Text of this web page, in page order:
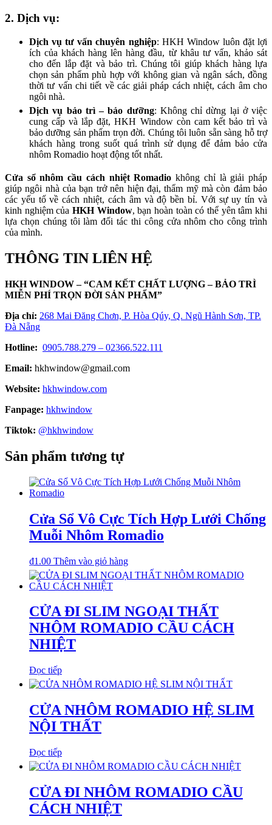
2. Dịch vụ:
Dịch vụ tư vấn chuyên nghiệp: HKH Window luôn đặt lợi
ích của khách hàng lên hàng đầu, từ khâu tư vấn, khảo sát
cho đến lắp đặt và bảo trì. Chúng tôi giúp khách hàng lựa
chọn sản phẩm phù hợp với không gian và ngân sách, đồng
thời tư vấn chi tiết về các giải pháp cách nhiệt, cách âm cho
ngôi nhà.
Dịch vụ bảo trì – bảo dưỡng: Không chỉ dừng lại ở việc
cung cấp và lắp đặt, HKH Window còn cam kết bảo trì và
bảo dưỡng sản phẩm trọn đời. Chúng tôi luôn sẵn sàng hỗ trợ
khách hàng trong suốt quá trình sử dụng để đảm bảo cửa
nhôm Romadio hoạt động tốt nhất.
Cửa sổ nhôm cầu cách nhiệt Romadio không chỉ là giải pháp
giúp ngôi nhà của bạn trở nên hiện đại, thẩm mỹ mà còn đảm bảo
các yếu tố về cách nhiệt, cách âm và độ bền bỉ. Với sự uy tín và
kinh nghiệm của HKH Window, bạn hoàn toàn có thể yên tâm khi
lựa chọn chúng tôi làm đối tác thi công cửa nhôm cho công trình
của mình.
THÔNG TIN LIÊN HỆ
HKH WINDOW – “CAM KẾT CHẤT LƯỢNG – BẢO TRÌ
MIỄN PHÍ TRỌN ĐỜI SẢN PHẨM”
Địa chỉ: 268 Mai Đăng Chơn, P. Hòa Qúy, Q. Ngũ Hành Sơn, TP.
Đà Nẵng
Hotline: 0905.788.279 – 02366.522.111
Email: hkhwindow@gmail.com
Website: hkhwindow.com
Fanpage: hkhwindow
Tiktok: @hkhwindow
Sản phẩm tương tự
Cửa Sổ Vô Cực Tích Hợp Lưới Chống
Muỗi Nhôm Romadio
₫1.00 Thêm vào giỏ hàng
CỬA ĐI SLIM NGOẠI THẤT
NHÔM ROMADIO CẦU CÁCH
NHIỆT
Đọc tiếp
CỬA NHÔM ROMADIO HỆ SLIM
NỘI THẤT
Đọc tiếp
CỬA ĐI NHÔM ROMADIO CẦU
CÁCH NHIỆT